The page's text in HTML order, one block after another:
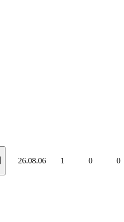
26.08.06 1 0 0